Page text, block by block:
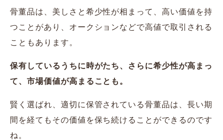
骨董品は、美しさと希少性が相まって、高い価値を持
つことがあり、オークションなどで高値で取引される
こともあります。
保有しているうちに時がたち、さらに希少性が高まっ
て、市場価値が高まることも。
賢く選ばれ、適切に保管されている骨董品は、長い期
間を経てもその価値を保ち続けることができるのです
ね。